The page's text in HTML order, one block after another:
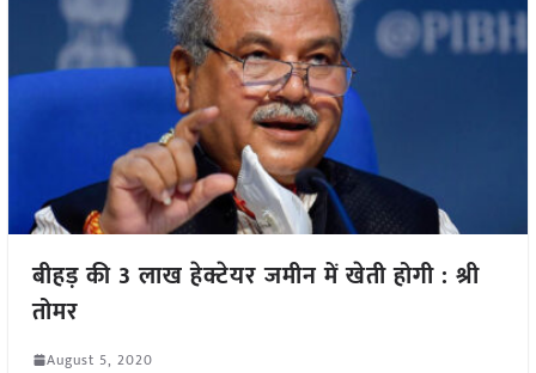
बीहड़ की 3 लाख हेक्टेयर जमीन में खेती होगी : श्री
तोमर
August 5, 2020